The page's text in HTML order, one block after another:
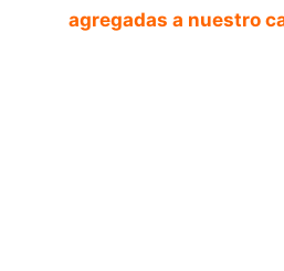
agregadas a nuestro